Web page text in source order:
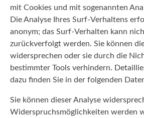
mit Cookies und mit sogenannten
Die Analyse Ihres Surf-Verhaltens
anonym; das Surf-Verhalten kann
zurückverfolgt werden. Sie können
widersprechen oder sie durch die
bestimmter Tools verhindern.
dazu finden Sie in der folgenden
Sie können dieser Analyse
Widerspruchsmöglichkeiten werden